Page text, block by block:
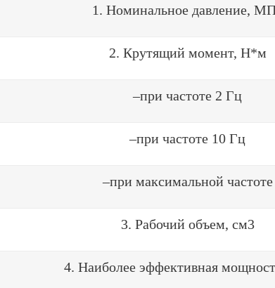
1. Номинальное давление,
2. Крутящий момент, Н*м
–при частоте 2 Гц
–при частоте 10 Гц
–при максимальной частоте
3. Рабочий объем, см3
4. Наиболее эффективная